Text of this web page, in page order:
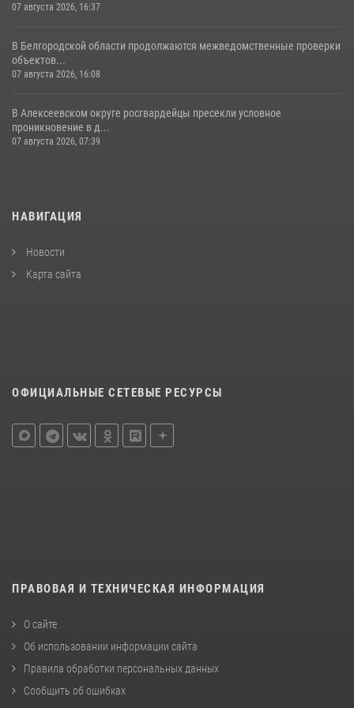
07 августа 2026, 16:37
В Белгородской области продолжаются межведомственные проверки
объектов...
07 августа 2026, 16:08
В Алексеевском округе росгвардейцы пресекли условное
проникновение в д...
07 августа 2026, 07:39
НАВИГАЦИЯ
Новости
Карта сайта
ОФИЦИАЛЬНЫЕ СЕТЕВЫЕ РЕСУРСЫ
ПРАВОВАЯ И ТЕХНИЧЕСКАЯ ИНФОРМАЦИЯ
О сайте
Об использовании информации сайта
Правила обработки персональных данных
Сообщить об ошибках